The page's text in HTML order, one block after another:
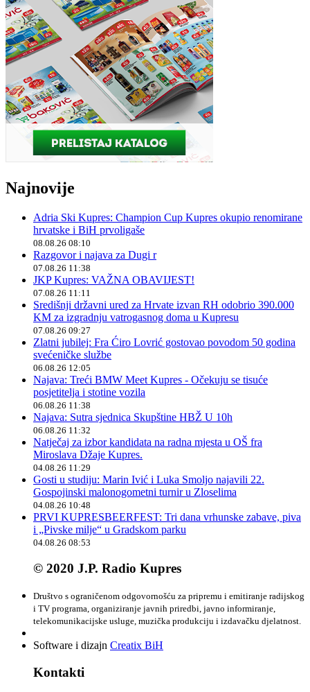
Najnovije
Adria Ski Kupres: Champion Cup Kupres okupio renomirane
hrvatske i BiH prvoligaše
08.08.26 08:10
Razgovor i najava za Dugi r
07.08.26 11:38
JKP Kupres: VAŽNA OBAVIJEST!
07.08.26 11:11
Središnji državni ured za Hrvate izvan RH odobrio 390.000
KM za izgradnju vatrogasnog doma u Kupresu
07.08.26 09:27
Zlatni jubilej: Fra Ćiro Lovrić gostovao povodom 50 godina
svećeničke službe
06.08.26 12:05
Najava: Treći BMW Meet Kupres - Očekuju se tisuće
posjetitelja i stotine vozila
06.08.26 11:38
Najava: Sutra sjednica Skupštine HBŽ U 10h
06.08.26 11:32
Natječaj za izbor kandidata na radna mjesta u OŠ fra
Miroslava Džaje Kupres.
04.08.26 11:29
Gosti u studiju: Marin Ivić i Luka Smoljo najavili 22.
Gospojinski malonogometni turnir u Zloselima
04.08.26 10:48
PRVI KUPRESBEERFEST: Tri dana vrhunske zabave, piva
i „Pivske milje“ u Gradskom parku
04.08.26 08:53
© 2020 J.P. Radio Kupres
Društvo s ograničenom odgovornošću za pripremu i emitiranje radijskog
i TV programa, organiziranje javnih priredbi, javno informiranje,
telekomunikacijske usluge, muzička produkciju i izdavačku djelatnost.
Software i dizajn Creatix BiH
Kontakti